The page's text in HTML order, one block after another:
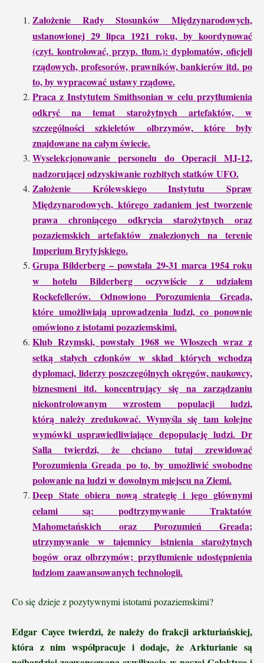
Założenie Rady Stosunków Międzynarodowych,
ustanowionej 29 lipca 1921 roku, by koordynować
(czyt. kontrolować, przyp. tłum.): dyplomatów, oficjeli
rządowych, profesorów, prawników, bankierów itd. po
to, by wypracować ustawy rządowe.
Praca z Instytutem Smithsonian w celu przytłumienia
odkryć na temat starożytnych artefaktów, w
szczególności szkieletów olbrzymów, które były
znajdowane na całym świecie.
Wyselekcjonowanie personelu do Operacji MJ-12,
nadzorującej odzyskiwanie rozbitych statków UFO.
Założenie Królewskiego Instytutu Spraw
Międzynarodowych, którego zadaniem jest tworzenie
prawa chroniącego odkrycia starożytnych oraz
pozaziemskich artefaktów znalezionych na terenie
Imperium Brytyjskiego.
Grupa Bilderberg – powstała 29-31 marca 1954 roku
w hotelu Bilderberg oczywiście z udziałem
Rockefellerów. Odnowiono Porozumienia Greada,
które umożliwiają uprowadzenia ludzi, co ponownie
omówiono z istotami pozaziemskimi.
Klub Rzymski, powstały 1968 we Włoszech wraz z
setką stałych członków w skład których wchodzą
dyplomaci, liderzy poszczególnych okręgów, naukowcy,
biznesmeni itd. koncentrujący się na zarządzaniu
niekontrolowanym wzrostem populacji ludzi,
którą należy zredukować. Wymyśla się tam kolejne
wymówki usprawiedliwiające depopulację ludzi. Dr
Salla twierdzi, że chciano tutaj zrewidować
Porozumienia Greada po to, by umożliwić swobodne
polowanie na ludzi w dowolnym miejscu na Ziemi.
Deep State obiera nową strategię i jego głównymi
celami są: podtrzymywanie Traktatów
Mahometańskich oraz Porozumień Greada;
utrzymywanie w tajemnicy istnienia starożytnych
bogów oraz olbrzymów; przytłumienie udostępnienia
ludziom zaawansowanych technologii.
Co się dzieje z pozytywnymi istotami pozaziemskimi?
Edgar Cayce twierdzi, że należy do frakcji arkturiańskiej,
która z nim współpracuje i dodaje, że Arkturianie są